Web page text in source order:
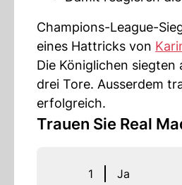
Champions-League-
eines Hattricks von
Die Königlichen
drei Tore. Ausserdem
erfolgreich.
Trauen Sie Real
1 Ja